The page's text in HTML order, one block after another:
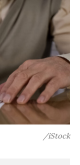
/iStock